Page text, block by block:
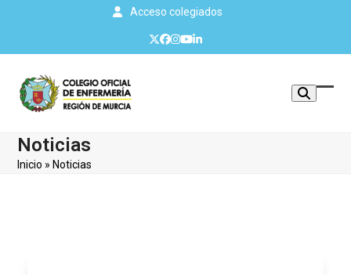
Acceso colegiados
Twitter
Facebook
Instagram
YouTube
LinkedIn
Noticias
Inicio » Noticias